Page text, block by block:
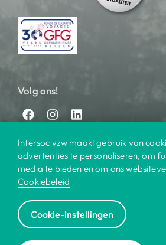
Volg ons!
Bestemmingen | Contact
Cookiebeleid | Disclaimer |
Intersoc vzw maakt gebruik van
advertenties te personaliseren, om
media te bieden en om ons
Cookiebeleid
Cookie-instellingen